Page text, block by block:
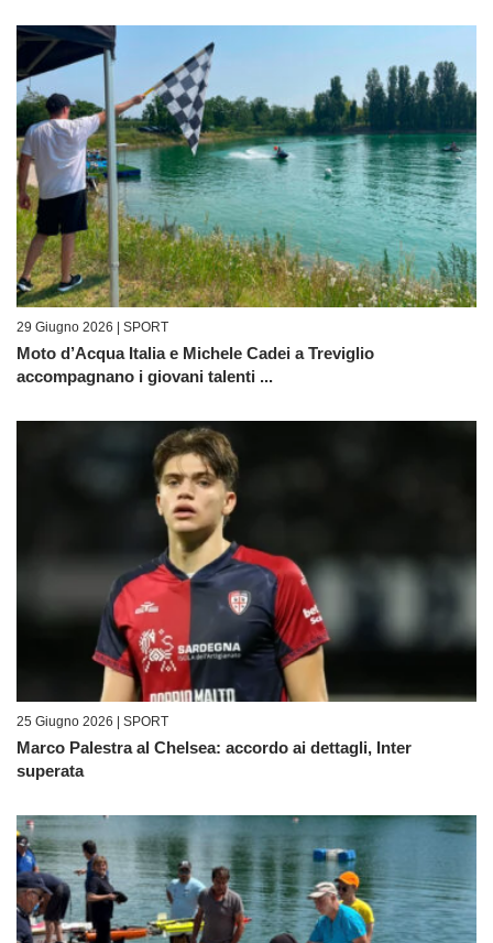
29 Giugno 2026 | SPORT
Moto d’Acqua Italia e Michele Cadei a Treviglio
accompagnano i giovani talenti ...
25 Giugno 2026 | SPORT
Marco Palestra al Chelsea: accordo ai dettagli, Inter
superata